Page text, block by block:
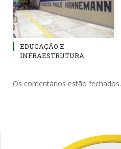
EDUCAÇÃO E
INFRAESTRUTURA
Os comentários estão fechados.